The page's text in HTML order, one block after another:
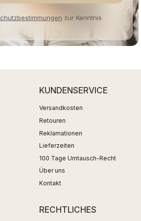
zur Kenntnis
KUNDENSERVICE
Versandkosten
Retouren
Reklamationen
Lieferzeiten
100 Tage Umtausch-Recht
Über uns
Kontakt
RECHTLICHES